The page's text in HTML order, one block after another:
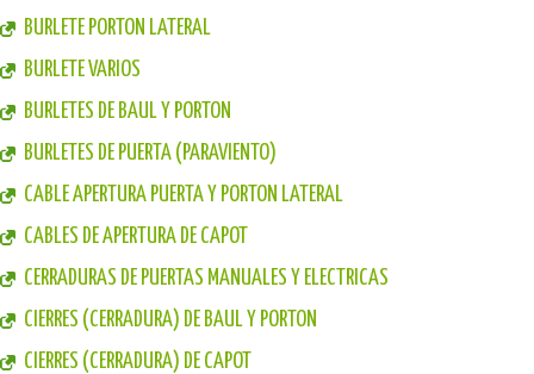
BURLETE PORTON LATERAL
BURLETE VARIOS
BURLETES DE BAUL Y PORTON
BURLETES DE PUERTA (PARAVIENTO)
CABLE APERTURA PUERTA Y PORTON LATERAL
CABLES DE APERTURA DE CAPOT
CERRADURAS DE PUERTAS MANUALES Y ELECTRICAS
CIERRES (CERRADURA) DE BAUL Y PORTON
CIERRES (CERRADURA) DE CAPOT